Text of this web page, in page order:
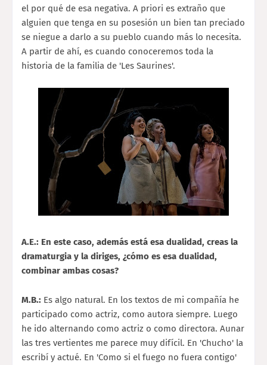
el por qué de esa negativa. A priori es extraño que
alguien que tenga en su posesión un bien tan preciado
se niegue a darlo a su pueblo cuando más lo necesita.
A partir de ahí, es cuando conoceremos toda la
historia de la familia de 'Les Saurines'.
A.E.: En este caso, además está esa dualidad, creas la
dramaturgia y la diriges, ¿cómo es esa dualidad,
combinar ambas cosas?
M.B.: Es algo natural. En los textos de mi compañía he
participado como actriz, como autora siempre. Luego
he ido alternando como actriz o como directora. Aunar
las tres vertientes me parece muy difícil. En 'Chucho' la
escribí y actué. En 'Como si el fuego no fuera contigo'